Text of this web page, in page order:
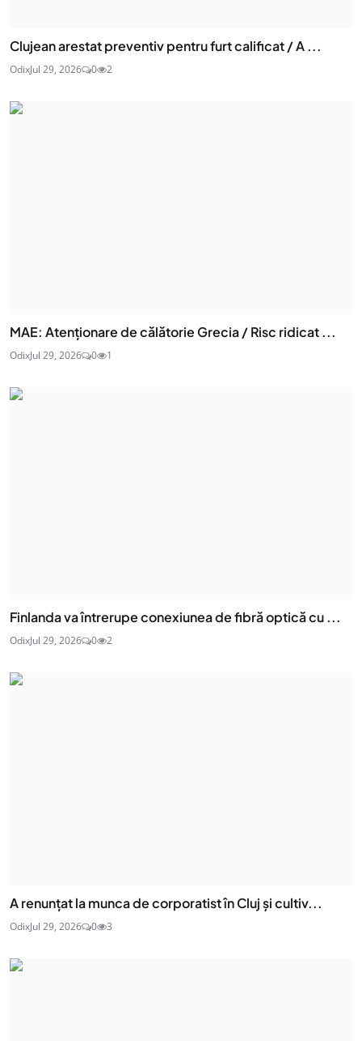
Clujean arestat preventiv pentru furt calificat / A ...
OdixJul 29, 2026 0 2
MAE: Atenţionare de călătorie Grecia / Risc ridicat ...
OdixJul 29, 2026 0 1
Finlanda va întrerupe conexiunea de fibră optică cu ...
OdixJul 29, 2026 0 2
A renunțat la munca de corporatist în Cluj și cultiv...
OdixJul 29, 2026 0 3